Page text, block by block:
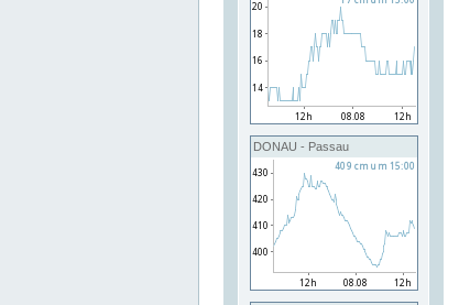
DONAU - Passau